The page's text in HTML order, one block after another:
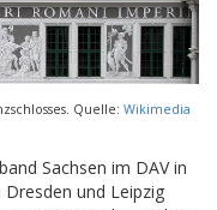
Quelle: Wikimedia
Sachsen im DAV in
und Leipzig